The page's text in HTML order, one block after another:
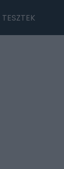
TESZTEK